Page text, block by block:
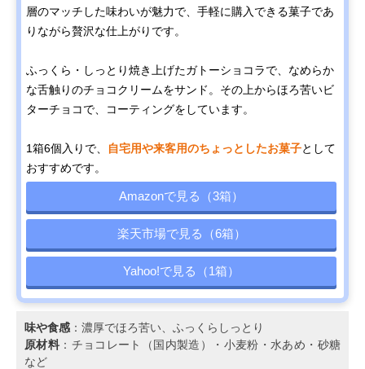
層のマッチした味わいが魅力で、手軽に購入できる菓子であ
りながら贅沢な仕上がりです。
ふっくら・しっとり焼き上げたガトーショコラで、なめらか
な舌触りのチョコクリームをサンド。その上からほろ苦いビ
ターチョコで、コーティングをしています。
1箱6個入りで、 自宅用や来客用のちょっとしたお菓子として
おすすめです。
Amazonで見る（3箱）
楽天市場で見る（6箱）
Yahoo!で見る（1箱）
味や食感 ：濃厚でほろ苦い、ふっくらしっとり
原材料 ：チョコレート（国内製造）・小麦粉・水あめ・砂糖
など